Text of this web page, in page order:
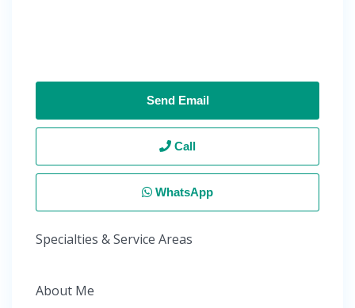
Send Email
Call
WhatsApp
Specialties & Service Areas
About Me